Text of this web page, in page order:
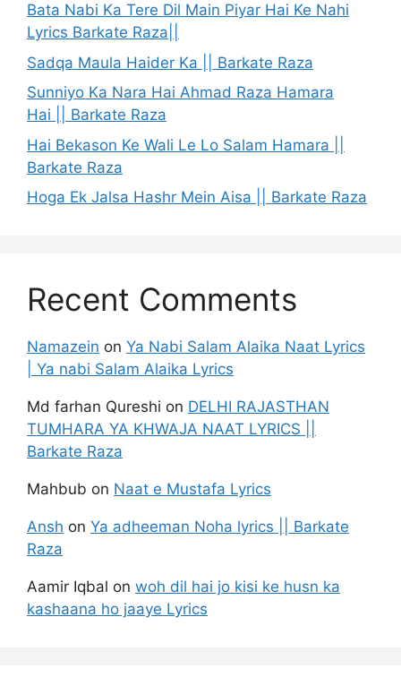
Bata Nabi Ka Tere Dil Main Piyar Hai Ke Nahi
Lyrics Barkate Raza||
Sadqa Maula Haider Ka || Barkate Raza
Sunniyo Ka Nara Hai Ahmad Raza Hamara
Hai || Barkate Raza
Hai Bekason Ke Wali Le Lo Salam Hamara ||
Barkate Raza
Hoga Ek Jalsa Hashr Mein Aisa || Barkate Raza
Recent Comments
Namazein on Ya Nabi Salam Alaika Naat Lyrics
| Ya nabi Salam Alaika Lyrics
Md farhan Qureshi on DELHI RAJASTHAN
TUMHARA YA KHWAJA NAAT LYRICS ||
Barkate Raza
Mahbub on Naat e Mustafa Lyrics
Ansh on Ya adheeman Noha lyrics || Barkate
Raza
Aamir Iqbal on woh dil hai jo kisi ke husn ka
kashaana ho jaaye Lyrics